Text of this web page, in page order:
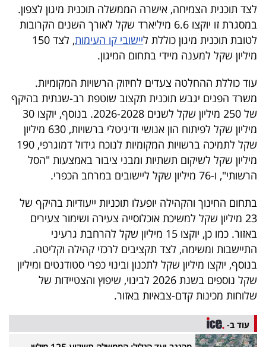
מייל
אדום
פרסמו
באייס
עקבו
אחרינו:
לצד תוכנית הצמיחה, אישרה הממשלה תוכנית מיגון לצפון.
במסגרת זו יוקצו 6.6 מיליארד שקל לאורך השנים הקרובות
לטובת תוכנית מיגון כוללת ליישובי קו העימות
, לצד 150
מיליון שקל למענה מיידי בתחום המיגון.
עוד כוללת ההחלטה צעדים לחיזוק הרשויות המקומיות.
משרד הפנים יגבש תוכנית תקצוב שוטפת רב-שנתית בהיקף
של 250 מיליון שקל לשנים 2026-2028. בנוסף, יוקצו 30
מיליון שקל לפיתוח הון אנושי ודיגיטלי ברשויות, 630 מיליון
שקל לתמיכה ברשויות המקומיות לנוכח גידול דמוגרפי, 190
מיליון שקל לשיקום תשתיות ומבני ציבור באמצעות "הסל
הרשותי", ו-76 מיליון שקל ליישובים במרחב הכפרי.
בתחום החינוך והקהילה יופעלו תוכניות ייעודיות בהיקף של
23 מיליון שקל למשיכת אוכלוסייה צעירה ושימור צעירים
באזור. כמו כן, יוקצו 15 מיליון שקל להרחבת גרעיני
התיישבות ומשימה, לצד תקציבים לרכזי קהילה וקליטה.
בנוסף, יוקצו מיליון שקל לתכנון ובינוי כפרי סטודנטים ומיליון
שקל נוספים בשנת 2026 לבינוי, שיפוץ והצטיידות של
שלוחות מכינות קדם-צבאיות באזור.
עוד ב-